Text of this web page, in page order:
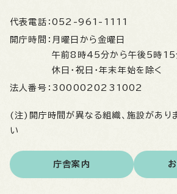
代表電話： 052-961-1111
開庁時間： 月曜日から金曜日
午前8時45分から午後5時15
休日・祝日・年末年始を除く
法人番号： 3000020231002
(注)開庁時間が異なる組織、施設があり
い
庁舎案内